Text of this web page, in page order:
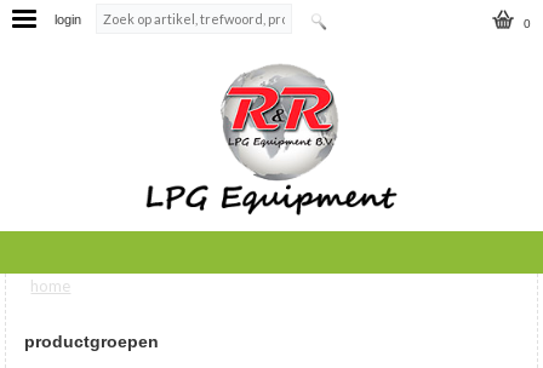
0
login
U bent hier
home
productgroepen